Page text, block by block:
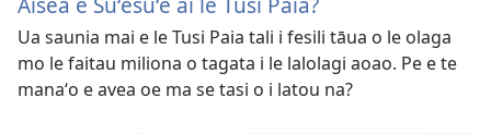
Ua saunia mai e le Tusi Paia tali i fesili tāua o le olaga
mo le faitau miliona o tagata i le lalolagi aoao. Pe e te
manaʻo e avea oe ma se tasi o i latou na?